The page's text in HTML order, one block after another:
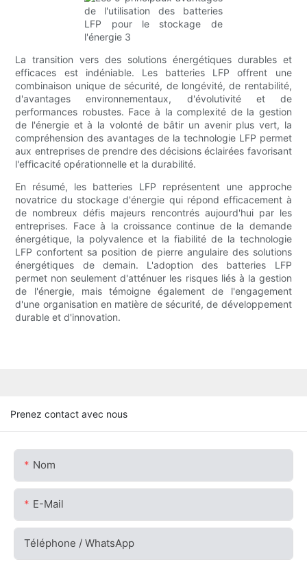
La transition vers des solutions énergétiques durables et
efficaces est indéniable. Les batteries LFP offrent une
combinaison unique de sécurité, de longévité, de rentabilité,
d'avantages environnementaux, d'évolutivité et de
performances robustes. Face à la complexité de la gestion
de l'énergie et à la volonté de bâtir un avenir plus vert, la
compréhension des avantages de la technologie LFP permet
aux entreprises de prendre des décisions éclairées favorisant
l'efficacité opérationnelle et la durabilité.
En résumé, les batteries LFP représentent une approche
novatrice du stockage d'énergie qui répond efficacement à
de nombreux défis majeurs rencontrés aujourd'hui par les
entreprises. Face à la croissance continue de la demande
énergétique, la polyvalence et la fiabilité de la technologie
LFP confortent sa position de pierre angulaire des solutions
énergétiques de demain. L'adoption des batteries LFP
permet non seulement d'atténuer les risques liés à la gestion
de l'énergie, mais témoigne également de l'engagement
d'une organisation en matière de sécurité, de développement
durable et d'innovation.
Prenez contact avec nous
Nom
E-Mail
Téléphone / WhatsApp